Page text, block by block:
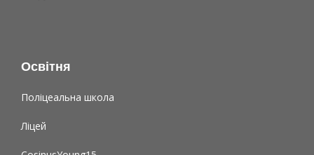
Освітня
Поліцеальна школа
Ліцей